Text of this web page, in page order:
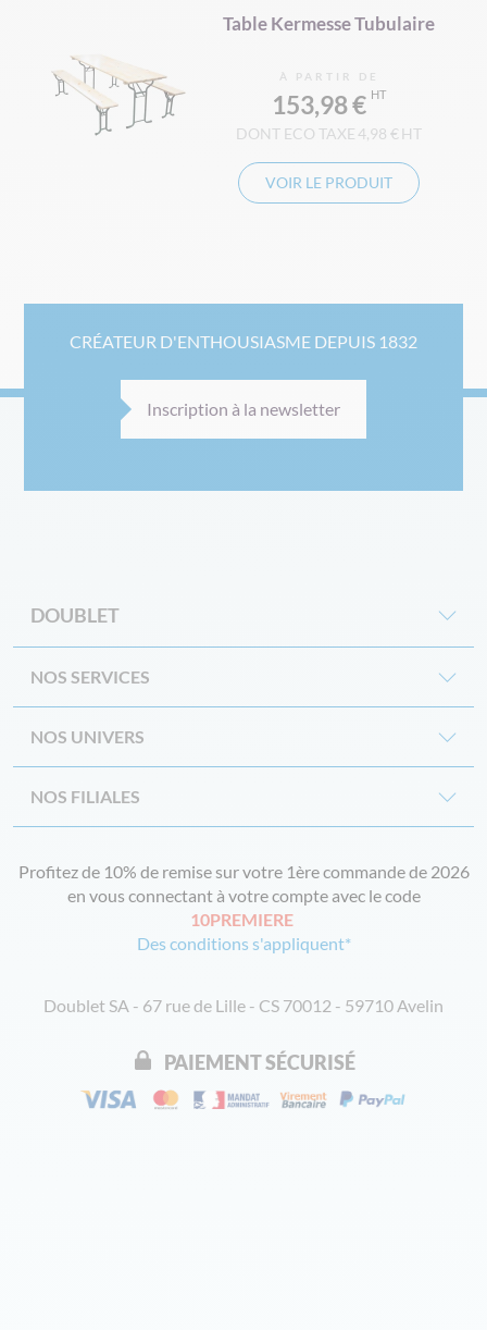
Table Kermesse Tubulaire
À PARTIR DE
153,98 €
4,98 €
VOIR LE PRODUIT
CRÉATEUR D'ENTHOUSIASME DEPUIS 1832
Inscription à la newsletter
DOUBLET
NOS SERVICES
NOS UNIVERS
NOS FILIALES
Profitez de 10% de remise sur votre 1ère commande de 2026
en vous connectant à votre compte avec le code
10PREMIERE
Des conditions s'appliquent*
Doublet SA - 67 rue de Lille - CS 70012 - 59710 Avelin
PAIEMENT SÉCURISÉ